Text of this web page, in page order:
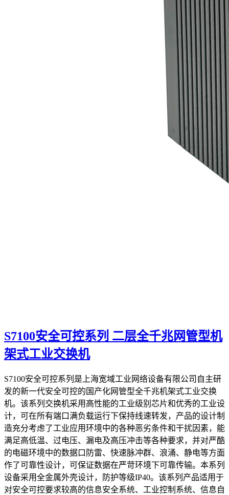
S7100安全可控系列 二层全千兆网管型机
架式工业交换机
S7100安全可控系列是上海宽域工业网络设备有限公司自主研
发的新一代安全可控的国产化网管型全千兆机架式工业交换
机。该系列交换机采用高性能的工业级别芯片和优秀的工业设
计，可在所有端口满负载运行下保持线速转发，产品的设计制
造充分考虑了工业应用环境中的各种恶劣条件和干扰因素，能
满足高低温、过电压、漏电及高压冲击等各种要求，并对严酷
的电磁环境中的数据口防雷、快速脉冲群、浪涌、静电等方面
作了可靠性设计，可保证数据在严苛环境下可靠传输。本系列
设备采用全金属外壳设计，防护等级IP40。该系列产品适用于
对安全可控要求较高的信息安全系统、工业控制系统、信息自